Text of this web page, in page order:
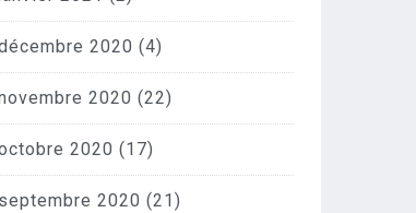
2020 (4)
2020 (22)
2020 (17)
septembre 2020 (21)